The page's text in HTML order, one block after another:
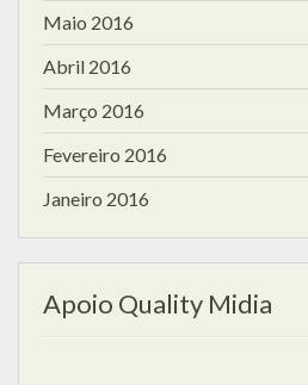
Maio 2016
Abril 2016
Março 2016
Fevereiro 2016
Janeiro 2016
Apoio Quality Midia